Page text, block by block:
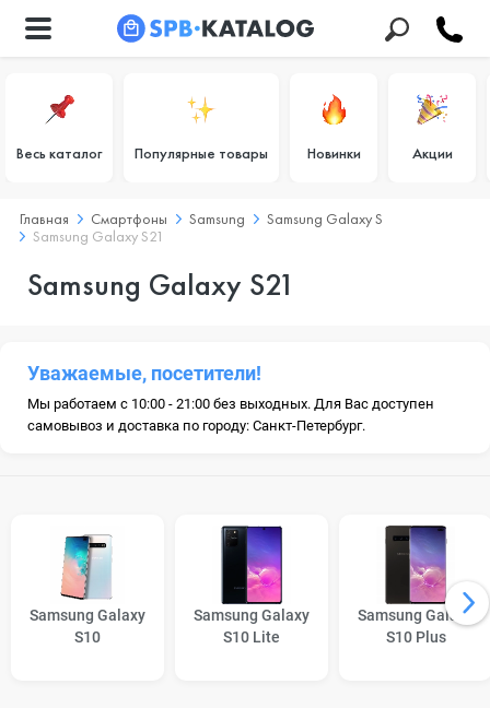
Весь каталог Популярные товары Новинки Акции
Главная Смартфоны Samsung
Samsung Galaxy S
Samsung Galaxy S21
Samsung Galaxy S21
Уважаемые, посетители!
Мы работаем с 10:00 - 21:00 без выходных. Для Вас доступен
самовывоз и доставка по городу: Санкт-Петербург.
Samsung Galaxy
S10
Samsung Galaxy
S10 Lite
Samsung Galaxy
S10 Plus